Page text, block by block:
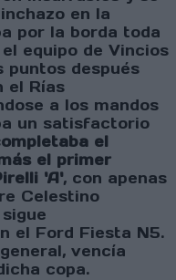
en la
por la borda toda
equipo de Vincios
puntos después
el Rías
a los mandos
un satisfactorio
el
el primer
'A', con apenas
Celestino
el Ford Fiesta N5.
vencía
copa.